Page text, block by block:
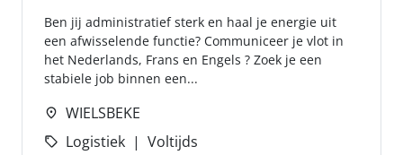
Ben jij administratief sterk en haal je energie uit
een afwisselende functie? Communiceer je vlot in
het Nederlands, Frans en Engels ? Zoek je een
stabiele job binnen een...
WIELSBEKE
Logistiek
Voltijds